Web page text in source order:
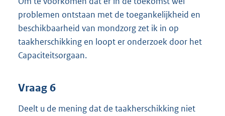
problemen ontstaan met de toegankelijkheid en
beschikbaarheid van mondzorg zet ik in op
taakherschikking en loopt er onderzoek door het
Capaciteitsorgaan.
Vraag 6
Deelt u de mening dat de taakherschikking niet